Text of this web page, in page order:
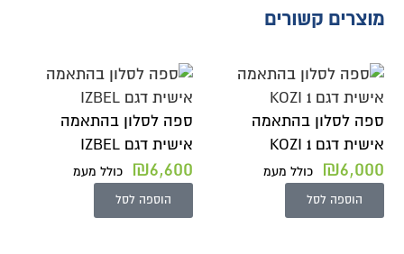
מוצרים קשורים
ספה לסלון בהתאמה
אישית דגם KOZI 1
₪6,000 כולל מעמ
הוספה לסל
ספה לסלון בהתאמה
אישית דגם IZBEL
₪6,600 כולל מעמ
הוספה לסל